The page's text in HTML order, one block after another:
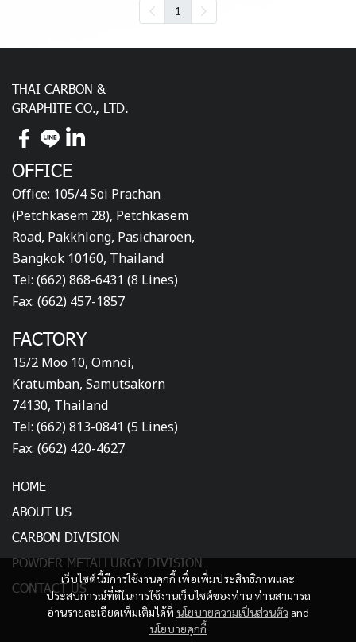
1
เว็บไซต์นี้มีการใช้งานคุกกี้ เพื่อเพิ่มประสิทธิภาพและ
ประสบการณ์ที่ดีในการใช้งานเว็บไซต์ของท่าน ท่านสามารถ
อ่านรายละเอียดเพิ่มเติมได้ที่ นโยบายความเป็นส่วนตัว and
นโยบายคุกกี้
THAI CARBON &
GRAPHITE CO., LTD.
OFFICE
Office: 105/4 Soi Prachan
(Petchkasem 28), Petchkasem
Road, Pakkhlong, Pasicharoen,
Bangkok 10160, Thailand
Tel: (662) 868-6431 (8 Lines)
Fax: (662) 457-1857
FACTORY
15/2 Moo 10, Omnoi,
Kratumban, Samutsakorn
74130, Thailand
Tel: (662) 813-0841 (5 Lines)
Fax: (662) 420-4627
HOME
ABOUT US
CARBON DIVISION
POWDER METALLURGY DIVISION
CONTACT US